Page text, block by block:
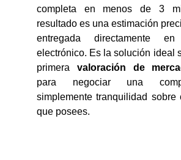
completa en menos de 3
resultado es una estimación
entregada directamente
electrónico. Es la solución ideal
primera valoración de
para negociar una
simplemente tranquilidad sobre
que posees.